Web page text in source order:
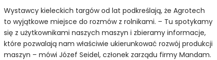
Wystawcy kieleckich targów od lat podkreślają, że Agrotech
to wyjątkowe miejsce do rozmów z rolnikami. – Tu spotykamy
się z użytkownikami naszych maszyn i zbieramy informacje,
które pozwalają nam właściwie ukierunkować rozwój produkcji
maszyn – mówi Józef Seidel, członek zarządu firmy Mandam.